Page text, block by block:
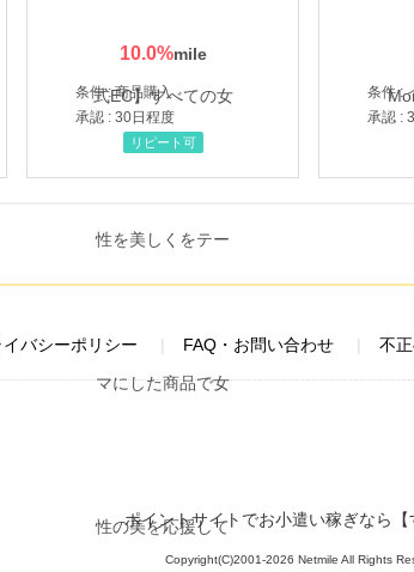
10.0%
条件 : 商品購入
承認 : 30日程度
リピート可
承認 :
イバシーポリシー FAQ・お問い合わせ 不
ポイントサイトでお小遣い稼ぎなら【
Copyright(C)2001-2026 Netmile All Rights